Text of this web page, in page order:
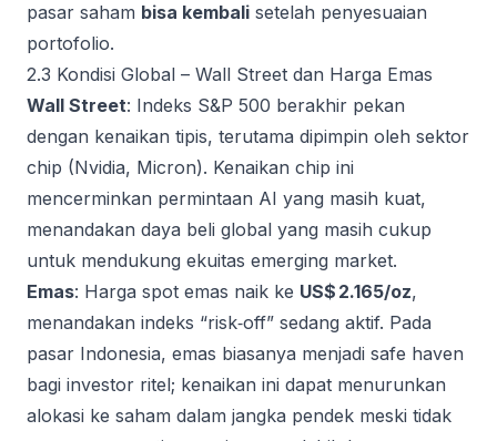
pasar saham bisa kembali setelah penyesuaian
portofolio.
2.3 Kondisi Global – Wall Street dan Harga Emas
Wall Street: Indeks S&P 500 berakhir pekan
dengan kenaikan tipis, terutama dipimpin oleh sektor
chip (Nvidia, Micron). Kenaikan chip ini
mencerminkan permintaan AI yang masih kuat,
menandakan daya beli global yang masih cukup
untuk mendukung ekuitas emerging market.
Emas: Harga spot emas naik ke US$ 2.165/oz,
menandakan indeks “risk‑off” sedang aktif. Pada
pasar Indonesia, emas biasanya menjadi safe haven
bagi investor ritel; kenaikan ini dapat menurunkan
alokasi ke saham dalam jangka pendek meski tidak